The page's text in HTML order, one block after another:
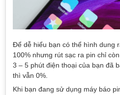
Để dễ hiểu bạn có thể hình dung
100% nhưng rút sạc ra pin chỉ
3 – 5 phút điện thoại của bạn đã
thì vẫn 0%.
Khi bạn đang sử dụng máy báo